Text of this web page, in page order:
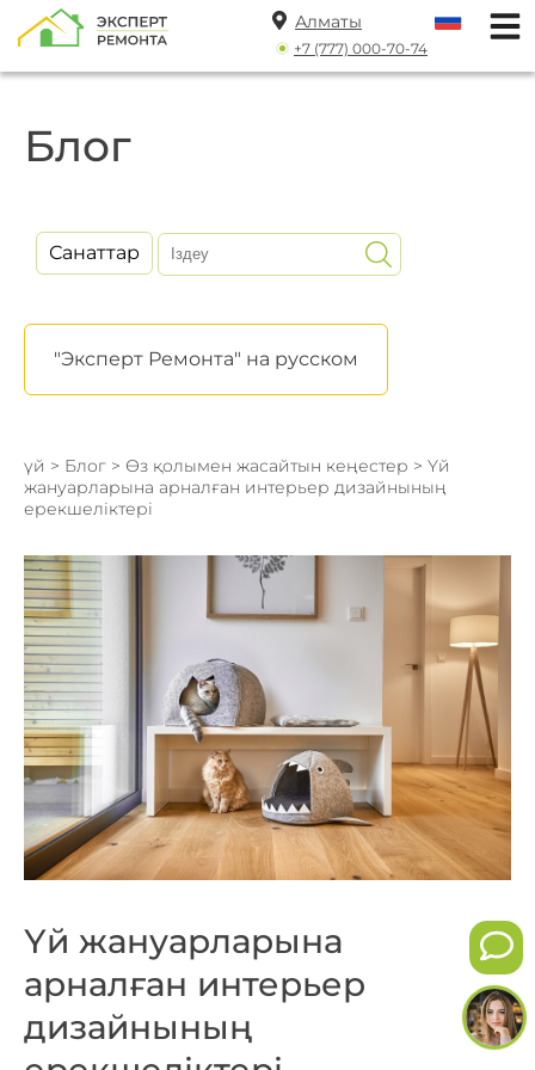
Алматы
+7 (777) 000-70-74
Блог
Санаттар
"Эксперт Ремонта" на русском
үй > Блог > Өз қолымен жасайтын кеңестер > Үй
жануарларына арналған интерьер дизайнының
ерекшеліктері
Үй жануарларына
арналған интерьер
дизайнының